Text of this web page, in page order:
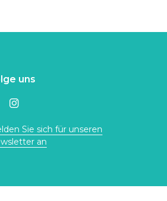
uns
Sie sich für unseren
an